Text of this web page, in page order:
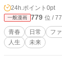
24h.ポイント 0pt
一般漫画 779 位 /
青春 日常 フ
人生
未来